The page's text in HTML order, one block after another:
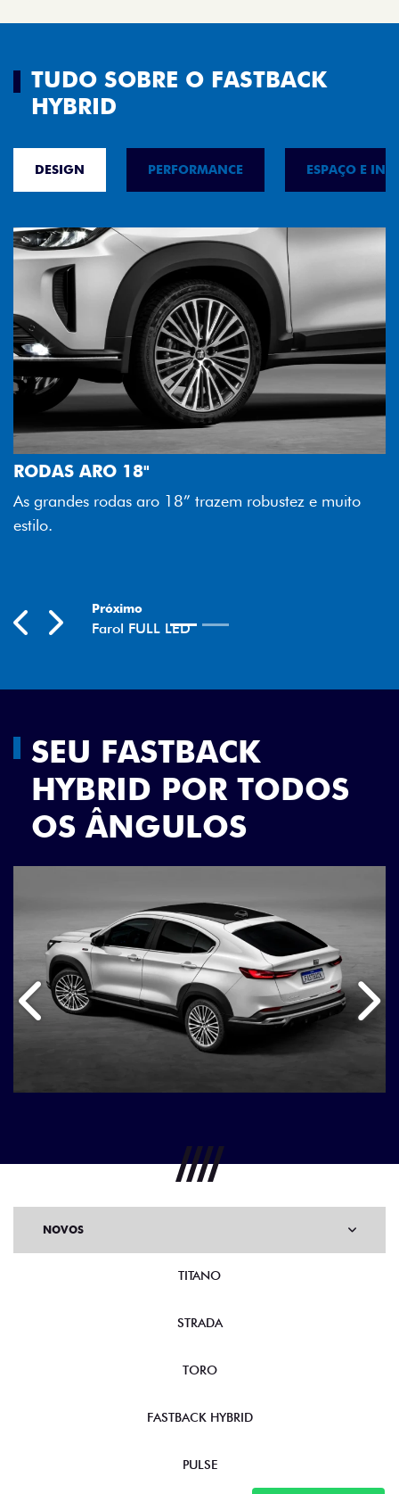
TUDO SOBRE O FASTBACK
HYBRID
DESIGN PERFORMANCE ESPAÇO E
robustez e muito
FAROL FULL LED
Tecnologia dos faróis
economia para você.
SEU FASTBACK
HYBRID POR TODOS
OS ÂNGULOS
Anterior
NOVOS
TITANO
STRADA
TORO
FASTBACK HYBRID
PULSE